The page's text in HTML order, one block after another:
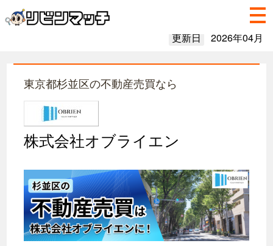
更新日 2026年04月
東京都杉並区の不動産売買なら
株式会社オブライエン